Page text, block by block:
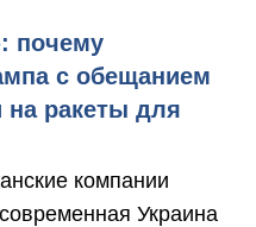
почему
с обещанием
на ракеты для
компании
Украина